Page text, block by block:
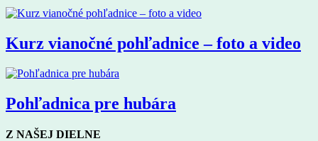
Kurz vianočné pohľadnice – foto a video
Pohľadnica pre hubára
Z NAŠEJ DIELNE